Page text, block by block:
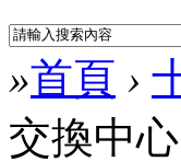
»首頁 ›
交換中心